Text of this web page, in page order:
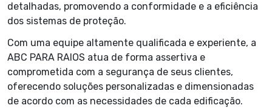
detalhadas, promovendo a conformidade e a eficiência
dos sistemas de proteção.
Com uma equipe altamente qualificada e experiente, a
ABC PARA RAIOS atua de forma assertiva e
comprometida com a segurança de seus clientes,
oferecendo soluções personalizadas e dimensionadas
de acordo com as necessidades de cada edificação.